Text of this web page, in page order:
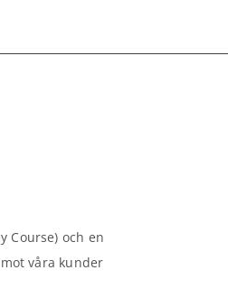
Course) och en
våra kunder